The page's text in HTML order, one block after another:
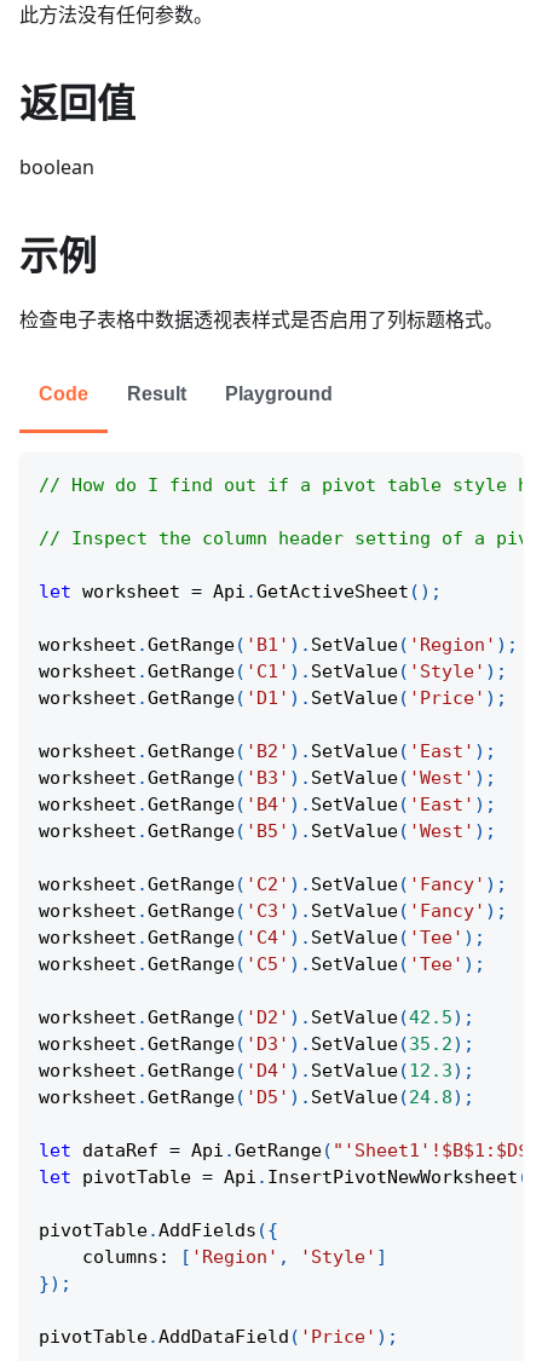
此方法没有任何参数。
返回值
boolean
示例
检查电子表格中数据透视表样式是否启用了列标题格式。
Code Result Playground
// How do I find out if a pivot table style
// Inspect the column header setting of a
let worksheet = Api .GetActiveSheet ( ) ;
worksheet .GetRange( 'B1' ) . SetValue( 'Region' ) ;
worksheet .GetRange( 'C1' ) . SetValue( 'Style' ) ;
worksheet .GetRange( 'D1' ) . SetValue( 'Price' ) ;
worksheet .GetRange( 'B2' ) . SetValue( 'East' ) ;
worksheet .GetRange( 'B3' ) . SetValue( 'West' ) ;
worksheet .GetRange( 'B4' ) . SetValue( 'East' ) ;
worksheet .GetRange( 'B5' ) . SetValue( 'West' ) ;
worksheet .GetRange( 'C2' ) . SetValue( 'Fancy' ) ;
worksheet .GetRange( 'C3' ) . SetValue( 'Fancy' ) ;
worksheet .GetRange( 'C4' ) . SetValue( 'Tee' ) ;
worksheet .GetRange( 'C5' ) . SetValue( 'Tee' ) ;
worksheet .GetRange( 'D2' ) . SetValue(42.5) ;
worksheet .GetRange( 'D3' ) . SetValue(35.2) ;
worksheet .GetRange( 'D4' ) . SetValue(12.3) ;
worksheet .GetRange( 'D5' ) . SetValue(24.8) ;
let dataRef = Api .GetRange(
let pivotTable = Api . InsertPivotNewWorksheet (
pivotTable.AddFields ({
columns : [ 'Region' , 'Style' ]
}) ;
pivotTable.AddDataField ( 'Price' ) ;